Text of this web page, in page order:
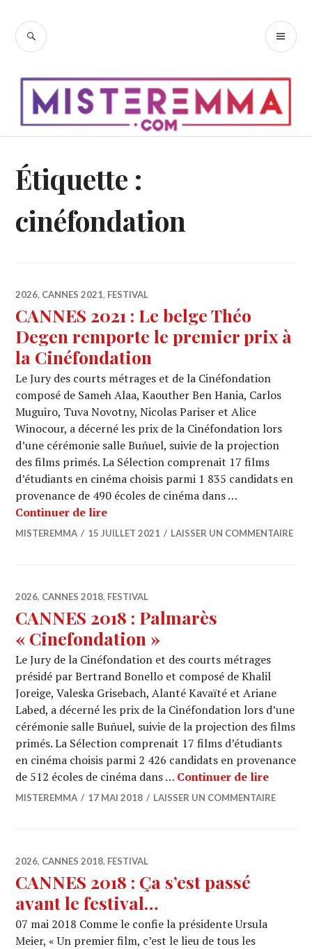
contenu
RECHERCHE
Étiquette :
cinéfondation
2026, CANNES 2021, FESTIVAL
CANNES 2021 : Le belge Théo
Degen remporte le premier prix à
la Cinéfondation
Le Jury des courts métrages et de la Cinéfondation
composé de Sameh Alaa, Kaouther Ben Hania, Carlos
Muguiro, Tuva Novotny, Nicolas Pariser et Alice
Winocour, a décerné les prix de la Cinéfondation lors
d’une cérémonie salle Buñuel, suivie de la projection
des films primés. La Sélection comprenait 17 films
d’étudiants en cinéma choisis parmi 1 835 candidats en
provenance de 490 écoles de cinéma dans …
Continuer de lireCANNES 2021 : Le belge Théo
MISTEREMMA 15 JUILLET 2021 LAISSER UN COMMENTAIRE
2026, CANNES 2018, FESTIVAL
CANNES 2018 : Palmarès
« Cinefondation »
Le Jury de la Cinéfondation et des courts métrages
présidé par Bertrand Bonello et composé de Khalil
Joreige, Valeska Grisebach, Alanté Kavaïté et Ariane
Labed, a décerné les prix de la Cinéfondation lors d’une
cérémonie salle Buñuel, suivie de la projection des films
primés. La Sélection comprenait 17 films d’étudiants
en cinéma choisis parmi 2 426 candidats en provenance
de 512 écoles de cinéma dans … Continuer de lire
MISTEREMMA 17 MAI 2018 LAISSER UN COMMENTAIRE
2026, CANNES 2018, FESTIVAL
CANNES 2018 : Ça s’est passé
avant le festival…
07 mai 2018 Comme le confie la présidente Ursula
Meier, « Un premier film, c’est le lieu de tous les